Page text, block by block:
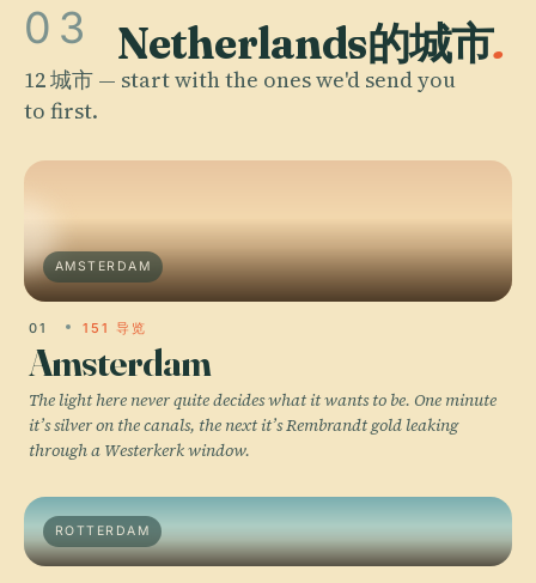
03 Netherlands的城市.
12 城市 — start with the ones we'd send you
to first.
AMSTERDAM
01 151 导览
Amsterdam
The light here never quite decides what it wants to be. One minute
it’s silver on the canals, the next it’s Rembrandt gold leaking
through a Westerkerk window.
ROTTERDAM